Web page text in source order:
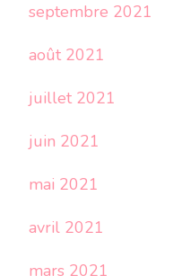
septembre 2021
août 2021
juillet 2021
juin 2021
mai 2021
avril 2021
mars 2021